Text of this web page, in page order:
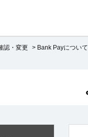
認・変更 > Bank Payについて